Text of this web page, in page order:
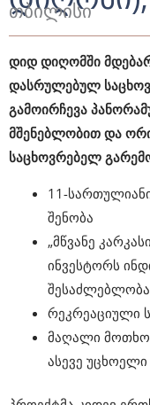
თბილისი
დიდ დიღომში
დასრულებულ
გამოირჩევა
მშენებლობით და
საცხოვრებელ
11-
შენობა
„მწვანე
ინვესტორს
რეკრეაციული
მაღალი
ასევე